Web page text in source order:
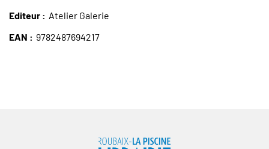
Editeur
Atelier Galerie
EAN
9782487694217